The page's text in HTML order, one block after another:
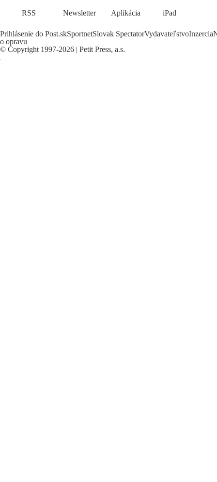
RSS Newsletter Aplikácia iPad
Prihlásenie do Post.skSportnetSlovak SpectatorVydavateľstvoInzercia
o opravu
© Copyright 1997-2026 | Petit Press, a.s.